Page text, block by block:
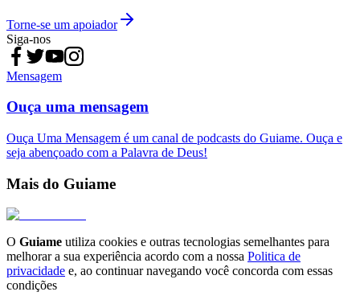
Torne-se um apoiador
Siga-nos
Mensagem
Ouça uma mensagem
Ouça Uma Mensagem é um canal de podcasts do Guiame. Ouça e
seja abençoado com a Palavra de Deus!
Mais do Guiame
O Guiame utiliza cookies e outras tecnologias semelhantes para
melhorar a sua experiência acordo com a nossa Politica de
privacidade e, ao continuar navegando você concorda com essas
condições